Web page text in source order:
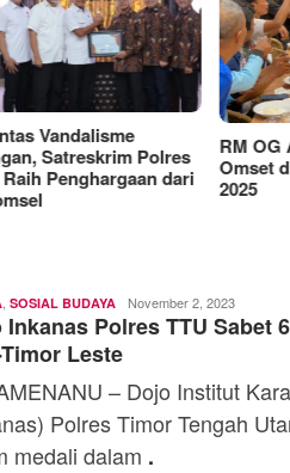
Alami Kenaikan
di Porprov IX Jatim
Indosat
AI
SOSIAL BUDAYA
Kaba
November 2, 2023
Inkanas Polres TTU Sabet
Leste
– Dojo Institut
Polres Timor Tengah
medali dalam .